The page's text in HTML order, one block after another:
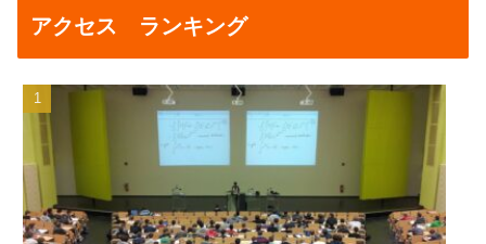
アクセス ランキング